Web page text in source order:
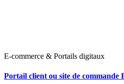
E-commerce & Portails digitaux
Portail client ou site de commande